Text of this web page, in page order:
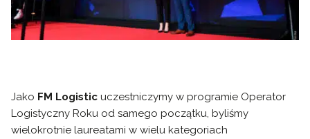
Jako FM Logistic uczestniczymy w programie Operator
Logistyczny Roku od samego początku, byliśmy
wielokrotnie laureatami w wielu kategoriach